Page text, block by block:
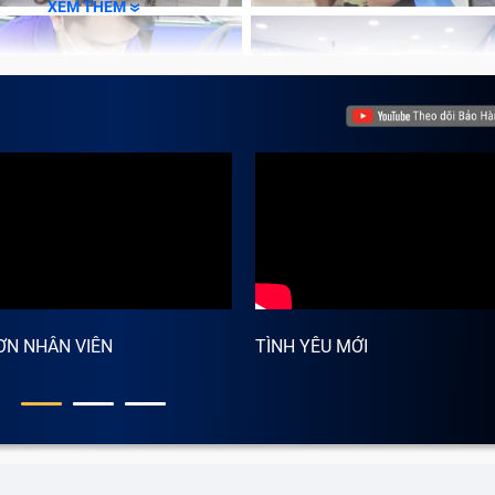
động.
hay không có bất kỳ tín hiệu nào. Đây là dấu hiệu máy
XEM THÊM
NHÂN VIÊN TÌNH YÊU MỚI